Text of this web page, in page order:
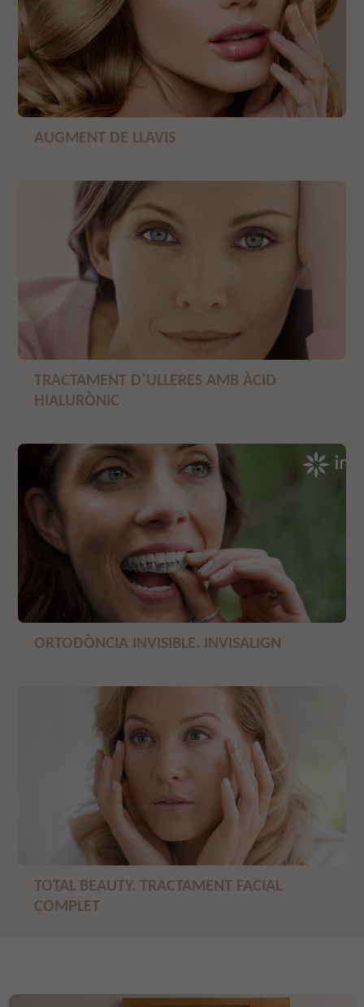
AUGMENT DE LLAVIS
TRACTAMENT D`ULLERES AMB ÀCID
HIALURÒNIC
ORTODÒNCIA INVISIBLE. INVISALIGN
TOTAL BEAUTY. TRACTAMENT FACIAL
COMPLET